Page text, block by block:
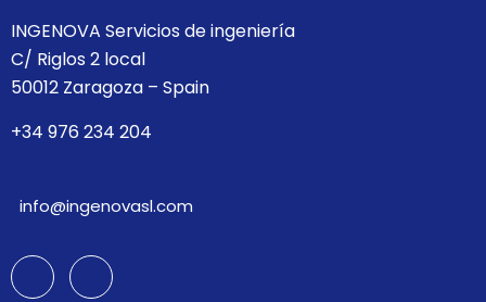
INGENOVA Servicios de ingeniería
C/ Riglos 2 local
50012 Zaragoza – Spain
+34 976 234 204
info@ingenovasl.com